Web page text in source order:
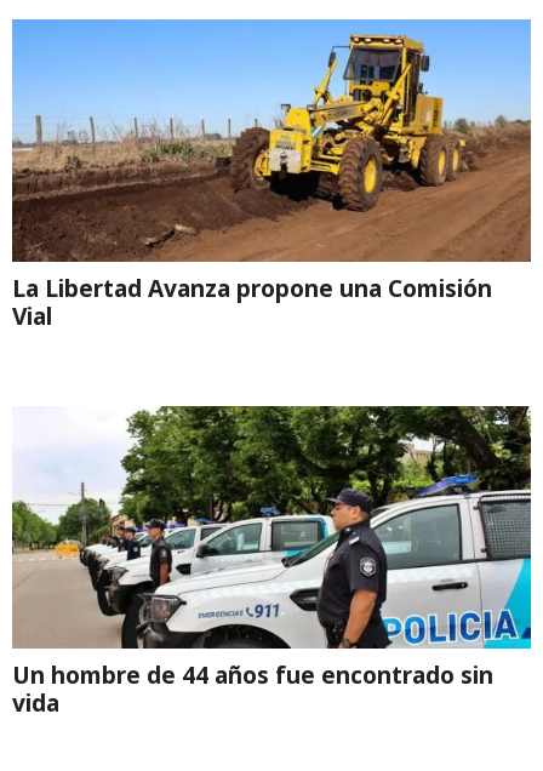
La Libertad Avanza propone una Comisión
Vial
Un hombre de 44 años fue encontrado sin
vida